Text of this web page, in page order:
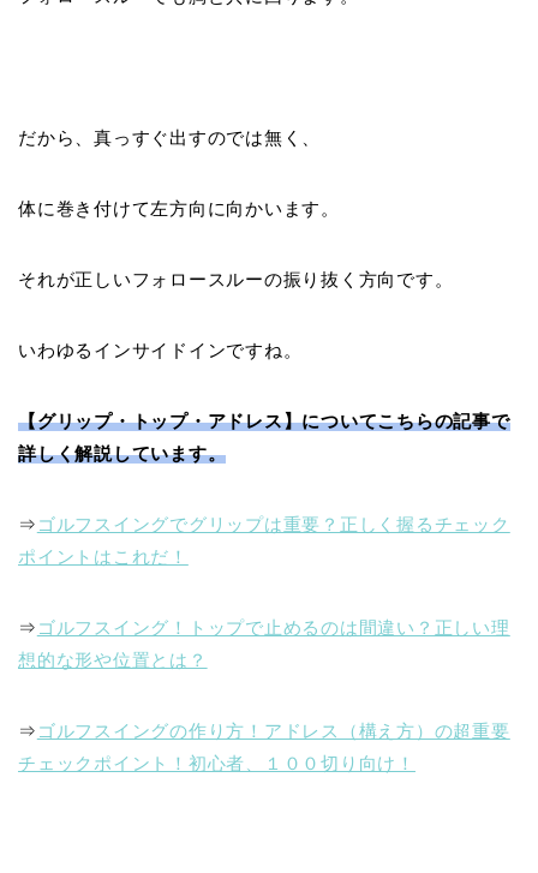
だから、真っすぐ出すのでは無く、
体に巻き付けて左方向に向かいます。
それが正しいフォロースルーの振り抜く方向です。
いわゆる インサイドインですね。
【グリップ・トップ・アドレス】についてこちらの記事で
詳しく解説しています。
⇒ ゴルフスイングでグリップは重要？正しく握るチェック
ポイントはこれだ！
⇒ ゴルフスイング！トップで止めるのは間違い？正しい理
想的な形や位置とは？
⇒ ゴルフスイングの作り方！アドレス（構え方）の超重要
チェックポイント！初心者、１００切り向け！